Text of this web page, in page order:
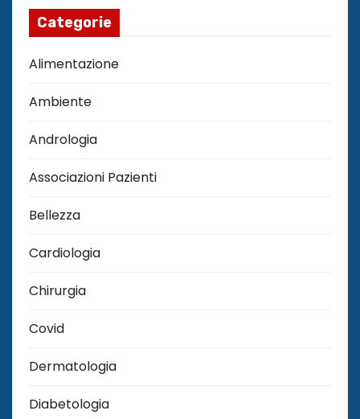
Categorie
Alimentazione
Ambiente
Andrologia
Associazioni Pazienti
Bellezza
Cardiologia
Chirurgia
Covid
Dermatologia
Diabetologia